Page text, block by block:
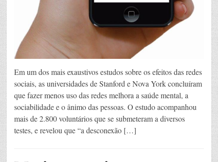
Em um dos mais exaustivos estudos sobre os efeitos das redes
sociais, as universidades de Stanford e Nova York concluíram
que fazer menos uso das redes melhora a saúde mental, a
sociabilidade e o ânimo das pessoas. O estudo acompanhou
mais de 2.800 voluntários que se submeteram a diversos
testes, e revelou que “a desconexão […]